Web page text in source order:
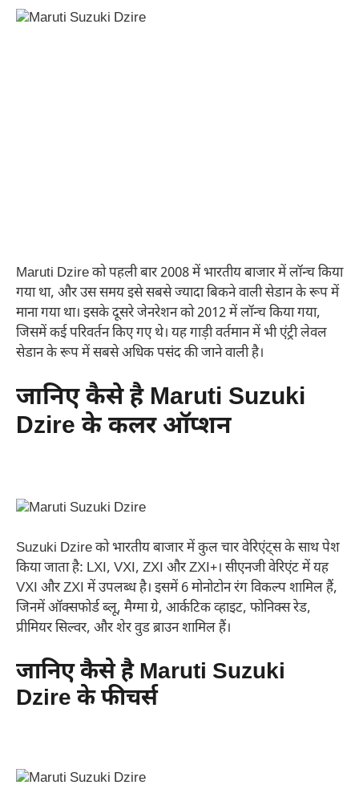
Maruti Dzire को पहली बार 2008 में भारतीय बाजार में लॉन्च किया
गया था, और उस समय इसे सबसे ज्यादा बिकने वाली सेडान के रूप में
माना गया था। इसके दूसरे जेनरेशन को 2012 में लॉन्च किया गया,
जिसमें कई परिवर्तन किए गए थे। यह गाड़ी वर्तमान में भी एंट्री लेवल
सेडान के रूप में सबसे अधिक पसंद की जाने वाली है।
जानिए कैसे है Maruti Suzuki
Dzire के कलर ऑप्शन
Suzuki Dzire को भारतीय बाजार में कुल चार वेरिएंट्स के साथ पेश
किया जाता है: LXI, VXI, ZXI और ZXI+। सीएनजी वेरिएंट में यह
VXI और ZXI में उपलब्ध है। इसमें 6 मोनोटोन रंग विकल्प शामिल हैं,
जिनमें ऑक्सफोर्ड ब्लू, मैग्मा ग्रे, आर्कटिक व्हाइट, फोनिक्स रेड,
प्रीमियर सिल्वर, और शेर वुड ब्राउन शामिल हैं।
जानिए कैसे है Maruti Suzuki
Dzire के फीचर्स